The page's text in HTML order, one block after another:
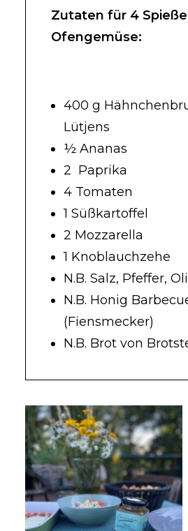
Zutaten für 4
Ofengemüse:
400 g
Lütjens
½ Ananas
2 Paprika
4 Tomaten
1 Süßkartoffel
2 Mozzarella
1 Knoblauchzehe
N.B. Salz, Pfeffer,
N.B. Honig
(Fiensmecker)
N.B. Brot von